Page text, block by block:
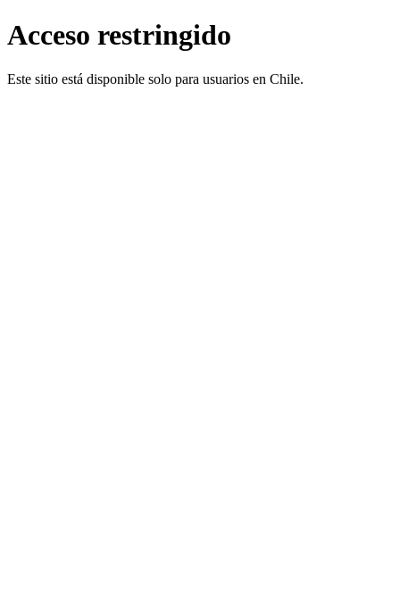
Acceso restringido
Este sitio está disponible solo para usuarios en Chile.